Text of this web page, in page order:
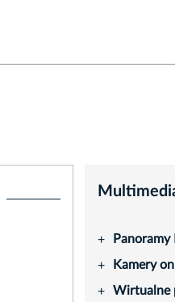
+
+ Kamery
+ Wirtualne